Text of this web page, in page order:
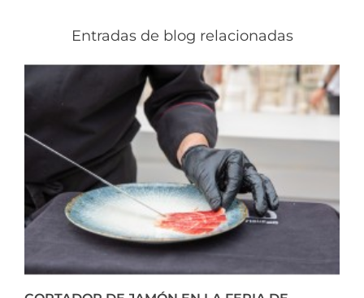
Entradas de blog relacionadas